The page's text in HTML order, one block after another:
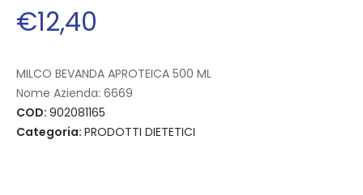
€12,40
MILCO BEVANDA APROTEICA 500 ML
Nome Azienda: 6669
COD: 902081165
Categoria: PRODOTTI DIETETICI